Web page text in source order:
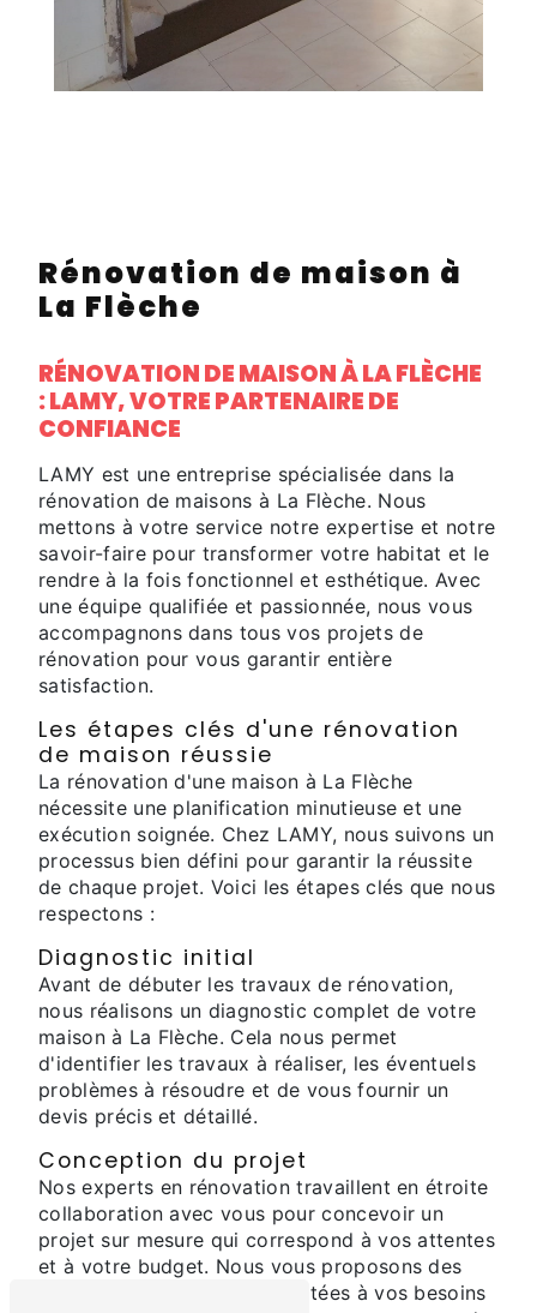
Rénovation de maison à
La Flèche
RÉNOVATION DE MAISON À LA FLÈCHE
: LAMY, VOTRE PARTENAIRE DE
CONFIANCE
LAMY est une entreprise spécialisée dans la
rénovation de maisons à La Flèche. Nous
mettons à votre service notre expertise et notre
savoir-faire pour transformer votre habitat et le
rendre à la fois fonctionnel et esthétique. Avec
une équipe qualifiée et passionnée, nous vous
accompagnons dans tous vos projets de
rénovation pour vous garantir entière
satisfaction.
Les étapes clés d'une rénovation
de maison réussie
La rénovation d'une maison à La Flèche
nécessite une planification minutieuse et une
exécution soignée. Chez LAMY, nous suivons un
processus bien défini pour garantir la réussite
de chaque projet. Voici les étapes clés que nous
respectons :
Diagnostic initial
Avant de débuter les travaux de rénovation,
nous réalisons un diagnostic complet de votre
maison à La Flèche. Cela nous permet
d'identifier les travaux à réaliser, les éventuels
problèmes à résoudre et de vous fournir un
devis précis et détaillé.
Conception du projet
Nos experts en rénovation travaillent en étroite
collaboration avec vous pour concevoir un
projet sur mesure qui correspond à vos attentes
et à votre budget. Nous vous proposons des
solutions innovantes et adaptées à vos besoins